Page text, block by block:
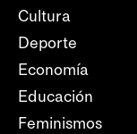
Cultura
Deporte
Economía
Educación
Feminismos